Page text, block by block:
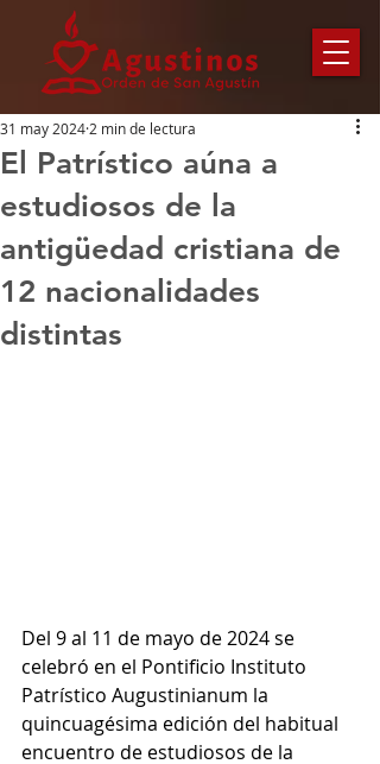
El Patrístico aúna a
estudiosos de la
antigüedad cristiana de
12 nacionalidades
distintas
31 may 2024 2 min de lectura
Del 9 al 11 de mayo de 2024 se
celebró en el Pontificio Instituto
Patrístico Augustinianum la
quincuagésima edición del habitual
encuentro de estudiosos de la